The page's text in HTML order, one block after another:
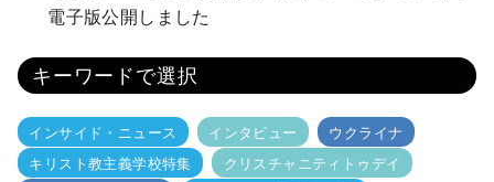
電子版公開しました
キーワードで選択
インサイド・ニュース インタビュー
ウクライナ
キリスト教主義学校特集
クリスチャニティトゥデイ